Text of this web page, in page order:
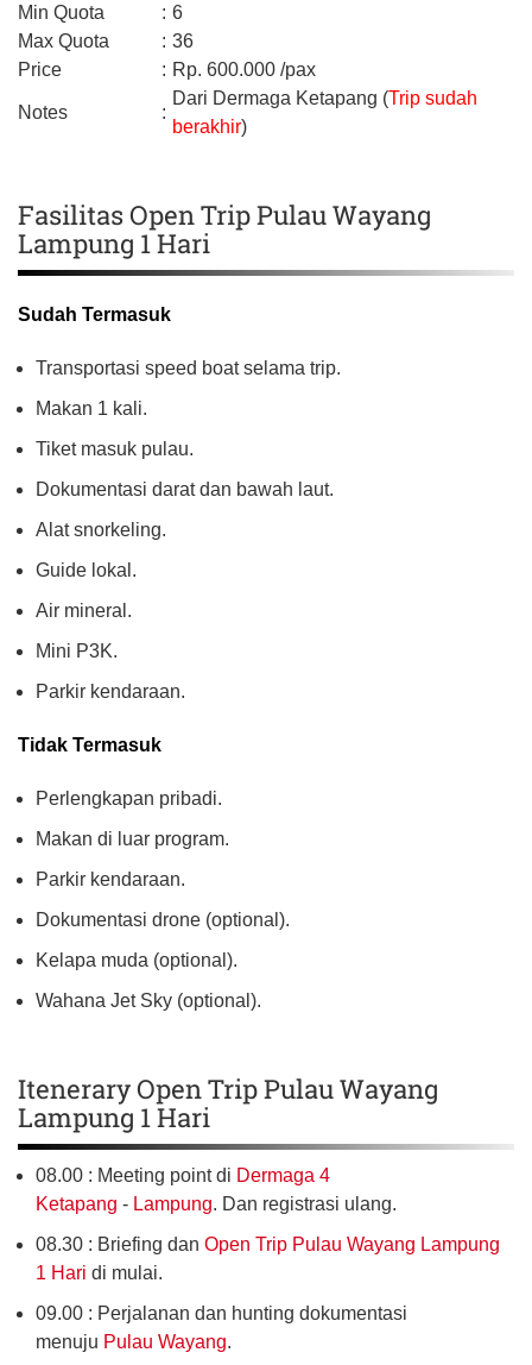
Min Quota
: 6
Max Quota
: 36
Price
: Rp. 600.000 /pax
Notes :
Dari Dermaga Ketapang (Trip sudah
berakhir)
Fasilitas Open Trip Pulau Wayang
Lampung 1 Hari
Sudah Termasuk
Transportasi speed boat selama trip.
Makan 1 kali.
Tiket masuk pulau.
Dokumentasi darat dan bawah laut.
Alat snorkeling.
Guide lokal.
Air mineral.
Mini P3K.
Parkir kendaraan.
Tidak Termasuk
Perlengkapan pribadi.
Makan di luar program.
Parkir kendaraan.
Dokumentasi drone (optional).
Kelapa muda (optional).
Wahana Jet Sky (optional).
Itenerary Open Trip Pulau Wayang
Lampung 1 Hari
08.00 : Meeting point di Dermaga 4
Ketapang - Lampung. Dan registrasi ulang.
08.30 : Briefing dan Open Trip Pulau Wayang Lampung
1 Hari di mulai.
09.00 : Perjalanan dan hunting dokumentasi
menuju Pulau Wayang.